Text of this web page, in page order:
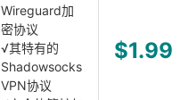
Wireguard加
密协议
√其特有的
Shadowsocks
VPN协议
$1.99